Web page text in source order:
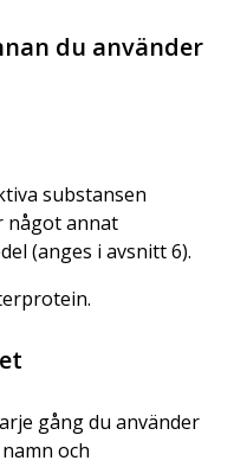
du använder
substansen
något annat
(anges i avsnitt 6).
gång du använder
och